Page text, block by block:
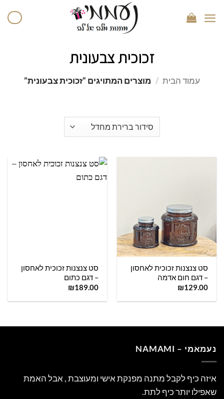
זכוכית צבעונית
עמוד הבית / מוצרים המתויגים “זכוכית צבעונית”
סט צנצנות זכוכית לאחסון
– דגם חום אדמה
₪129.00
סט צנצנות זכוכית לאחסון
– דגם כתום
₪189.00
נעמאמי – NAMAMI
איזה כיף לקבל מתנה מפנקת אישי ומעוצבת , אבל האמת
שאפילו יותר כיף לתת.